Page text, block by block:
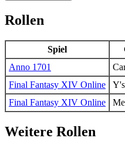
Rollen
Spiel
Anno 1701
Final Fantasy XIV Online
Final Fantasy XIV Online
Weitere Rollen